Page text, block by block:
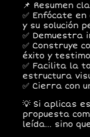
📌 Resumen
✅ Enfócate
y su solución
✅ Demuestra
✅ Construye
éxito y
✅ Facilita la
estructura
✅ Cierra con
💡 Si aplicas
propuesta
leída… sino